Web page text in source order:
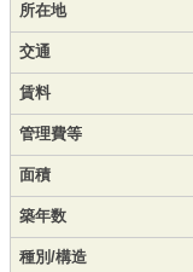
所在地
交通
賃料
管理費等
面積
築年数
種別/構造